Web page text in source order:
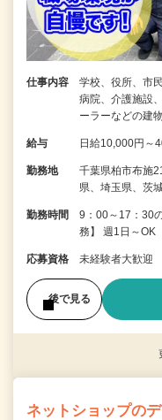
仕事内容
学校、役所、市
病院、介護施設
ーラーなどの建
給与 日給10,000円～
勤務地
千葉県柏市布施
県、埼玉県、
勤務時間
9：00～17：30
務】 週1日～OK
応募資格 未経験者大歓迎
後で見る
ネットショップの